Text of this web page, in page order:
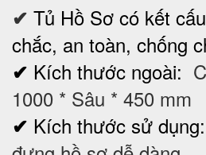
✔ Tủ Hồ Sơ có kết
chắc, an toàn, chống
✔ Kích thước ngoài:
1000 * Sâu * 450 mm
✔ Kích thước sử dụng: